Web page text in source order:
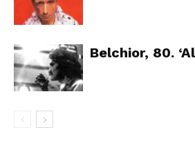
Belchior, 80.